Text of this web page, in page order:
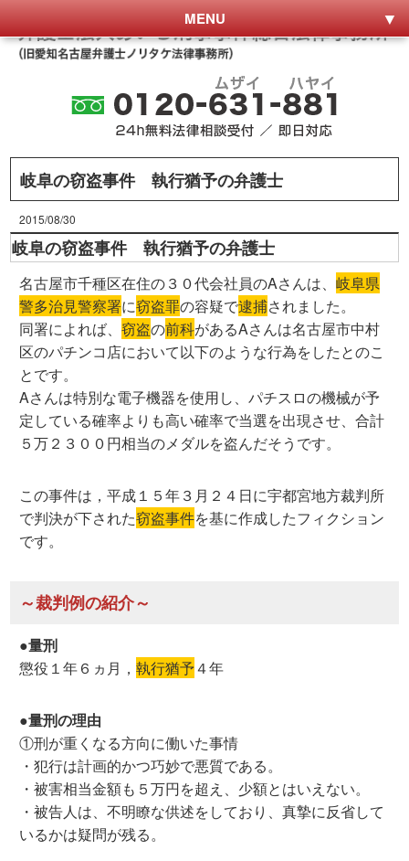
MENU
岐阜の窃盗事件 執行猶予の弁護士
2015/08/30
岐阜の窃盗事件 執行猶予の弁護士
名古屋市千種区在住の３０代会社員のAさんは、岐阜県
警多治見警察署に窃盗罪の容疑で逮捕されました。
同署によれば、窃盗の前科があるAさんは名古屋市中村
区のパチンコ店において以下のような行為をしたとのこ
とです。
Aさんは特別な電子機器を使用し、パチスロの機械が予
定している確率よりも高い確率で当選を出現させ、合計
５万２３００円相当のメダルを盗んだそうです。
この事件は，平成１５年３月２４日に宇都宮地方裁判所
で判決が下された窃盗事件を基に作成したフィクション
です。
～裁判例の紹介～
●量刑
懲役１年６ヵ月，執行猶予４年
●量刑の理由
①刑が重くなる方向に働いた事情
・犯行は計画的かつ巧妙で悪質である。
・被害相当金額も５万円を超え、少額とはいえない。
・被告人は、不明瞭な供述をしており、真摯に反省して
いるかは疑問が残る。